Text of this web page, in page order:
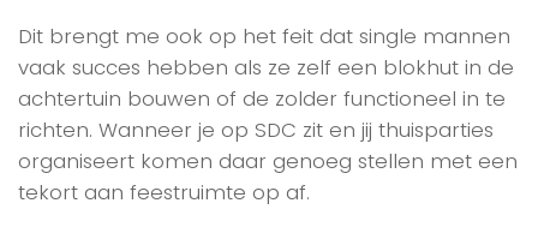
Dit brengt me ook op het feit dat single mannen
vaak succes hebben als ze zelf een blokhut in de
achtertuin bouwen of de zolder functioneel in te
richten. Wanneer je op SDC zit en jij thuisparties
organiseert komen daar genoeg stellen met een
tekort aan feestruimte op af.